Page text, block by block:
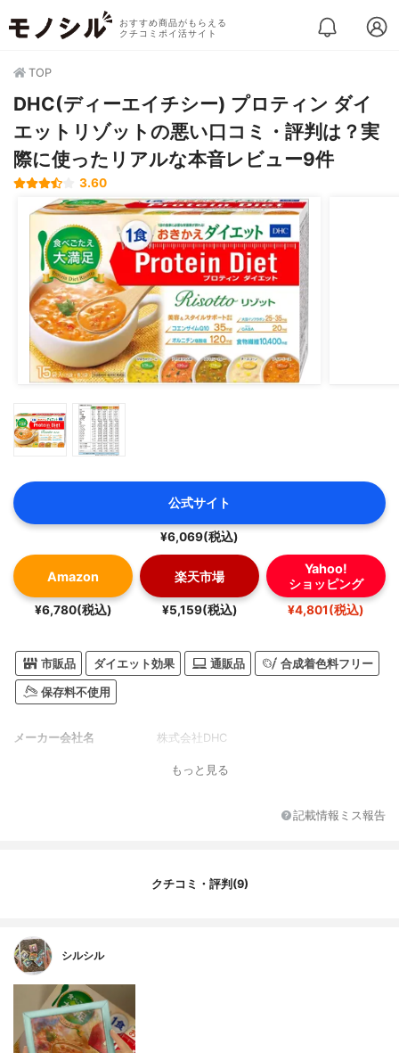
おすすめ商品がもらえる
クチコミポイ活サイト
TOP
DHC(ディーエイチシー) プロティン ダイ
エットリゾットの悪い口コミ・評判は？実
際に使ったリアルな本音レビュー9件
3.60
公式サイト
¥6,069(税込)
Amazon
¥6,780(税込)
楽天市場
¥5,159(税込)
Yahoo!
ショッピング
¥4,801(税込)
市販品 ダイエット効果 通販品 合成着色料フリー
保存料不使用
メーカー会社名 株式会社DHC
もっと見る
記載情報ミス報告
クチコミ・評判(9)
シルシル